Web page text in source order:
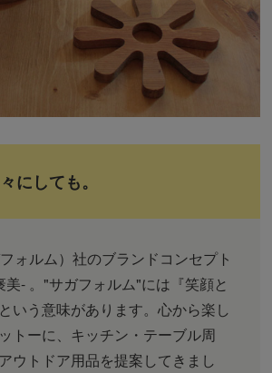
にしても。
ォルム）社のブランドコンセプト
美- 。"サガフォルム"には『笑顔と
いう意味があります。心から楽し
トーに、キッチン・テーブル周
ウトドア用品を提案してきまし